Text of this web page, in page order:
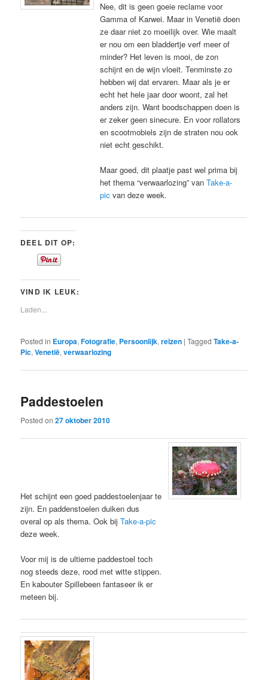
Nee, dit is geen goeie reclame voor
Gamma of Karwei. Maar in Venetië doen
ze daar niet zo moeilijk over. Wie maalt
er nou om een bladdertje verf meer of
minder? Het leven is mooi, de zon
schijnt en de wijn vloeit. Tenminste zo
hebben wij dat ervaren. Maar als je er
echt het hele jaar door woont, zal het
anders zijn. Want boodschappen doen is
er zeker geen sinecure. En voor rollators
en scootmobiels zijn de straten nou ook
niet echt geschikt.
Maar goed, dit plaatje past wel prima bij
het thema “verwaarlozing” vanTake-a-
pic van deze week.
DEEL DIT OP:
VIND IK LEUK:
Laden...
Posted in Europa,Fotografie, Persoonlijk,reizen |Tagged Take-a-
Pic,Venetië,verwaarlozing
Paddestoelen
Posted on27 oktober 2010
Het schijnt een goed paddestoelenjaar te
zijn. En paddenstoelen duiken dus
overal op als thema. Ook bijTake-a-pic
deze week.
Voor mij is de ultieme paddestoel toch
nog steeds deze, rood met witte stippen.
En kabouter Spillebeen fantaseer ik er
meteen bij.